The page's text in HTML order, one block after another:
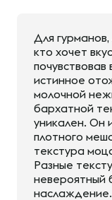
Для
кто хочет
истинное
молочной
бархатной
уникален. Он
плотного
текстура
Разные
невероятный